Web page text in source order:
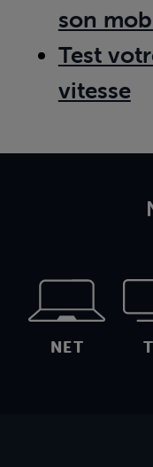
son
Test
vitesse
NET